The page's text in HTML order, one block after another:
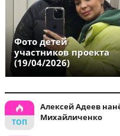
Фото детей
участников проекта
(19/04/2026)
Алексей Адеев
Михайличенко